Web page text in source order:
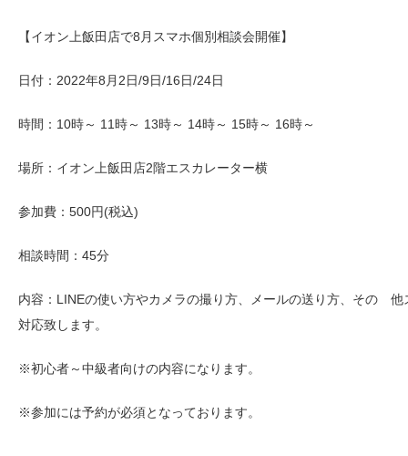
【イオン上飯田店で8月スマホ個別相談会開催】
日付：2022年8月2日/9日/16日/24日
時間：10時～ 11時～ 13時～ 14時～ 15時～ 16時～
場所：イオン上飯田店2階エスカレーター横
参加費：500円(税込)
相談時間：45分
内容：LINEの使い方やカメラの撮り方、メールの送り方、その
対応致します。
※初心者～中級者向けの内容になります。
※参加には予約が必須となっております。